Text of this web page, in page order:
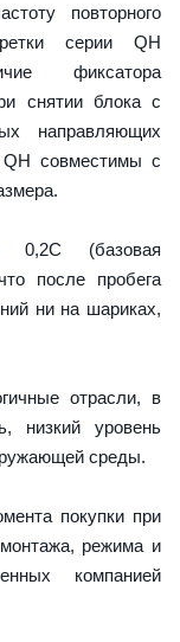
повторного
серии QH
фиксатора
снятии блока с
направляющих
QH совместимы с
0,2C (базовая
после пробега
ни на шариках,
отрасли, в
низкий уровень
среды.
покупки при
режима и
компанией